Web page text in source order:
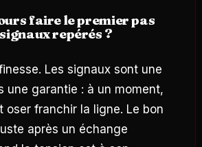
faire le premier pas
repérés ?
Les signaux sont une
une garantie : à un moment,
oser franchir la ligne. Le bon
après un échange